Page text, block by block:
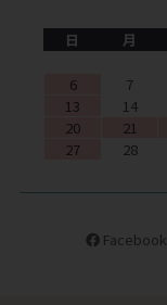
日
月
6
7
13
14
20
21
27
28
Facebook